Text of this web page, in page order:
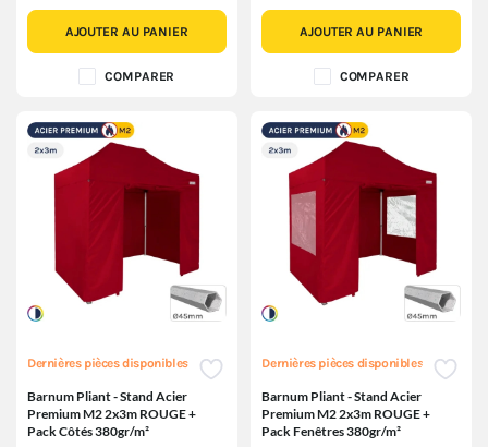
AJOUTER AU PANIER
COMPARER
AJOUTER AU PANIER
COMPARER
Dernières pièces disponibles
Barnum Pliant - Stand Acier
Premium M2 2x3m ROUGE +
Pack Côtés 380gr/m²
Dernières pièces disponibles
Barnum Pliant - Stand Acier
Premium M2 2x3m ROUGE +
Pack Fenêtres 380gr/m²